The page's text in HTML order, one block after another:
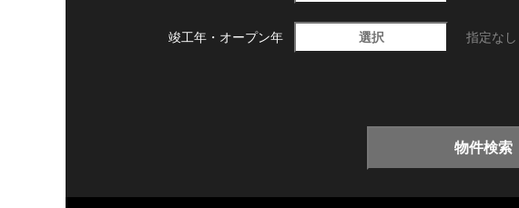
竣工年・ オープン年 選択 指定なし
物件検索